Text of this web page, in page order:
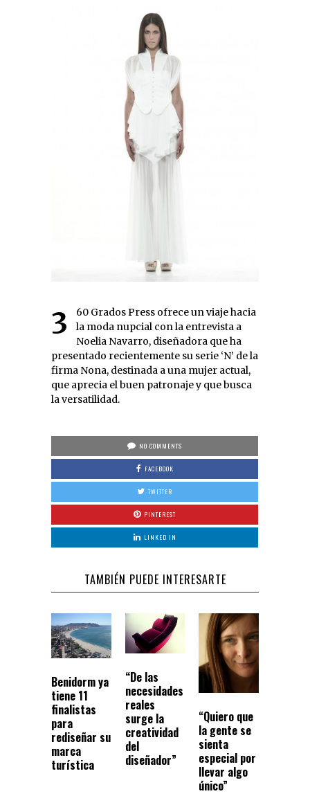
360 Grados Press ofrece un viaje hacia
la moda nupcial con la entrevista a
Noelia Navarro, diseñadora que ha
presentado recientemente su serie ‘N’ de la
firma Nona, destinada a una mujer actual,
que aprecia el buen patronaje y que busca
la versatilidad.
NO COMMENTS
FACEBOOK
TWITTER
PINTEREST
LINKED IN
TAMBIÉN PUEDE INTERESARTE
Benidorm ya
tiene 11
finalistas
para
rediseñar su
marca
turística
“De las
necesidades
reales
surge la
creatividad
del
diseñador”
“Quiero que
la gente se
sienta
especial por
llevar algo
único”